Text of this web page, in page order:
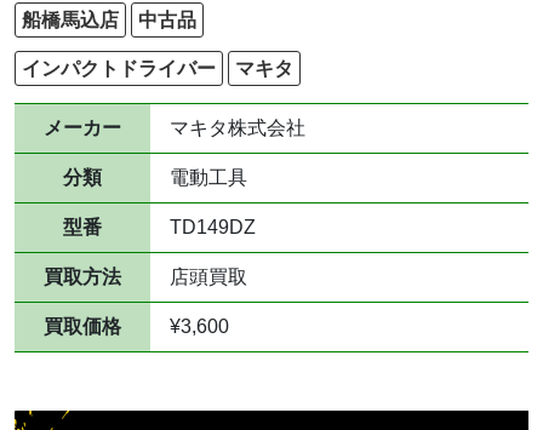
船橋馬込店 中古品
インパクトドライバー マキタ
メーカー マキタ株式会社
分類 電動工具
型番 TD149DZ
買取方法 店頭買取
買取価格 ¥3,600